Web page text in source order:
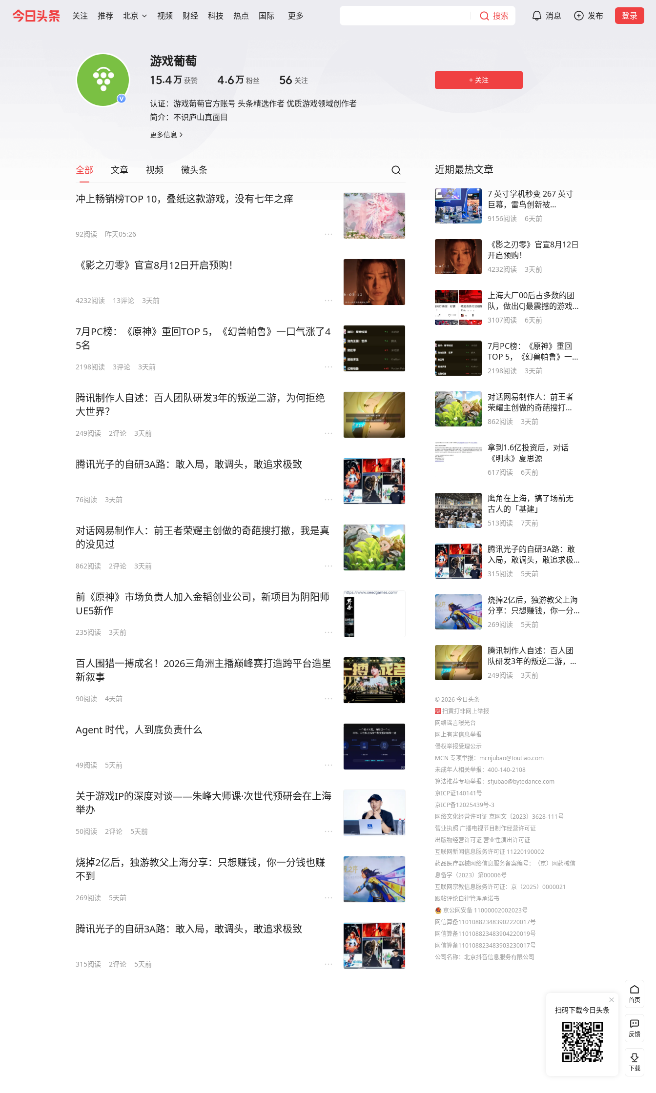
关注 推荐 北京 视频 财经 科技 热点 国际 更多 搜索 消息 发布 登录
游戏葡萄
15.4万 获赞 4.6万 粉丝 56 关注
认证： 游戏葡萄官方账号 头条精选作者 优质游戏领域创作者
简介： 不识庐山真面目
更多信息
关注
全部 文章 视频 微头条
冲上畅销榜TOP 10，叠纸这款游戏，没有七年之痒
92阅读 昨天05:26
《影之刃零》官宣8月12日开启预购！
4232阅读 13评论 3天前
7月PC榜：《原神》重回TOP 5，《幻兽帕鲁》一口气涨了4
5名
2198阅读 3评论 3天前
腾讯制作人自述：百人团队研发3年的叛逆二游，为何拒绝
大世界？
249阅读 2评论 3天前
腾讯光子的自研3A路：敢入局，敢调头，敢追求极致
76阅读 3天前
对话网易制作人：前王者荣耀主创做的奇葩搜打撤，我是真
的没见过
862阅读 2评论 3天前
前《原神》市场负责人加入金韬创业公司，新项目为阴阳师
UE5新作
235阅读 3天前
百人围猎一搏成名！2026三角洲主播巅峰赛打造跨平台造星
新叙事
90阅读 4天前
Agent 时代，人到底负责什么
49阅读 5天前
关于游戏IP的深度对谈——朱峰大师课·次世代预研会在上海
举办
50阅读 2评论 5天前
烧掉2亿后，独游教父上海分享：只想赚钱，你一分钱也赚
不到
269阅读 5天前
腾讯光子的自研3A路：敢入局，敢调头，敢追求极致
315阅读 2评论 5天前
近期最热文章
7 英寸掌机秒变 267 英寸
巨幕，雷鸟创新被
ChinaJoy 玩家“挤爆了”
9156阅读 6天前
《影之刃零》官宣8月12日
开启预购！
4232阅读 3天前
上海大厂00后占多数的团
队，做出CJ最震撼的游戏，
央视都来了？
3107阅读 6天前
7月PC榜：《原神》重回
TOP 5，《幻兽帕鲁》一口
气涨了45名
2198阅读 3天前
对话网易制作人：前王者
荣耀主创做的奇葩搜打
撤，我是真的没见过
862阅读 3天前
拿到1.6亿投资后，对话
《明末》夏思源
617阅读 6天前
鹰角在上海，搞了场前无
古人的「基建」
513阅读 7天前
腾讯光子的自研3A路：敢
入局，敢调头，敢追求极
致
315阅读 5天前
烧掉2亿后，独游教父上海
分享：只想赚钱，你一分
钱也赚不到
269阅读 5天前
腾讯制作人自述：百人团
队研发3年的叛逆二游，为
何拒绝大世界？
249阅读 3天前
©2026今日头条
扫黄打非网上举报
网络谣言曝光台
网上有害信息举报
侵权举报受理公示
MCN 专项举报：mcnjubao@toutiao.com
未成年人相关举报：400-140-2108
算法推荐专项举报：sfjubao@bytedance.com
京ICP证140141号
京ICP备12025439号-3
网络文化经营许可证 京网文〔2023〕3628-111号
营业执照 广播电视节目制作经营许可证
出版物经营许可证 营业性演出许可证
互联网新闻信息服务许可证 11220190002
药品医疗器械网络信息服务备案编号：（京）网药械信
息备字（2023）第00006号
互联网宗教信息服务许可证：京（2025）0000021
跟帖评论自律管理承诺书
京公网安备 11000002002023号
网信算备110108823483902220017号
网信算备110108823483904220019号
网信算备110108823483903230017号
公司名称：北京抖音信息服务有限公司
首页
反馈
下载
扫码下载今日头条